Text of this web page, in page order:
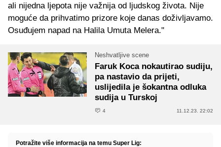
ali nijedna ljepota nije važnija od ljudskog života. Nije
moguće da prihvatimo prizore koje danas doživljavamo.
Osuđujem napad na Halila Umuta Melera."
Neshvatljive scene
Faruk Koca nokautirao sudiju,
pa nastavio da prijeti,
uslijedila je šokantna odluka
sudija u Turskoj
4 11.12.23. 22:02
Potražite više informacija na temu Super Lig: